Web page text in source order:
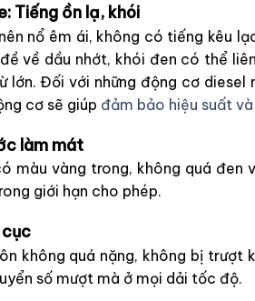
Tiếng ồn lạ, khói
nổ êm ái, không có tiếng kêu
về dầu nhớt, khói đen có thể
Đối với những động cơ
cơ sẽ giúp đảm bảo hiệu suất
làm mát
màu vàng trong, không quá
giới hạn cho phép.
không quá nặng, không bị trượt
số mượt mà ở mọi dải tốc độ.